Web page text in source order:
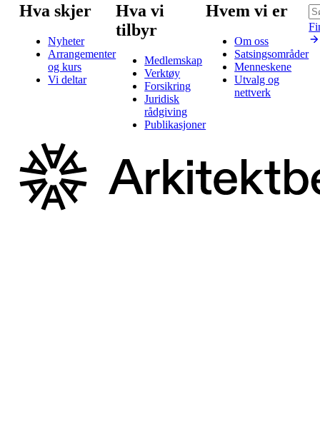
Hva skjer
Nyheter
Arrangementer
og kurs
Vi deltar
Hva vi
tilbyr
Medlemskap
Verktøy
Forsikring
Juridisk
rådgiving
Publikasjoner
Hvem vi er
Om oss
Satsingsområder
Menneskene
Utvalg og
nettverk